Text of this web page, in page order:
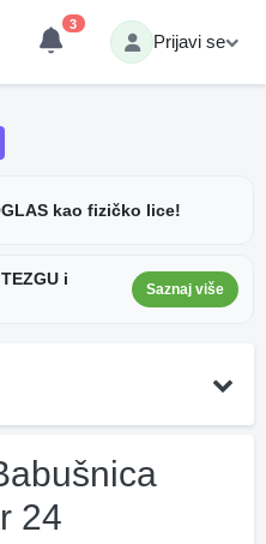
3
Prijavi se
kao fizičko lice!
i
Saznaj više
24